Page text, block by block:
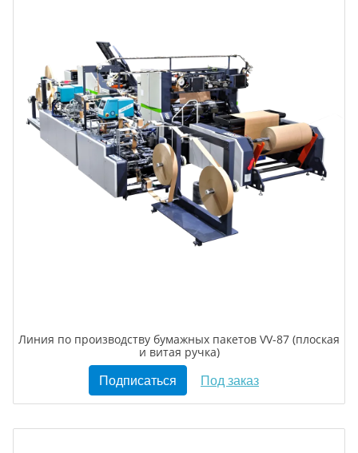
Линия по производству бумажных пакетов VV-87 (плоская
и витая ручка)
Подписаться Под заказ